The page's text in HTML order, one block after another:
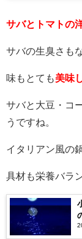
サバとトマトの
サバの生臭さも
味もとても美味
サバと大豆・コ
うですね。
イタリアン風の鍋
具材も栄養バラ